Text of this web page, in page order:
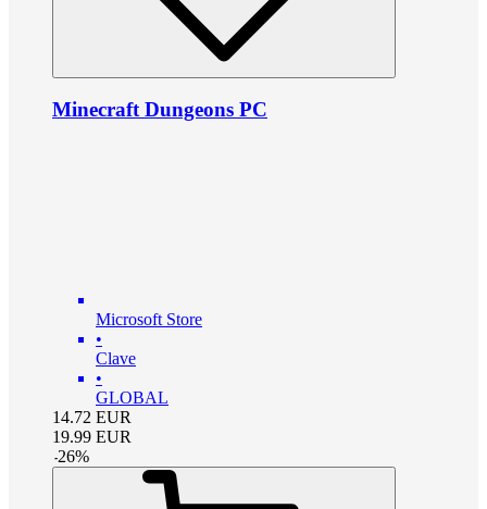
Minecraft Dungeons PC
Microsoft Store
•
Clave
•
GLOBAL
14.72 EUR
19.99 EUR
-26%